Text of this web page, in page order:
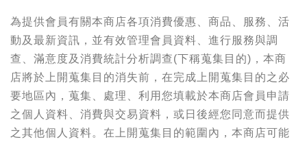
為提供會員有關本商店各項消費優惠、商品、服務、活
動及最新資訊，並有效管理會員資料、進行服務與調
查、滿意度及消費統計分析調查(下稱蒐集目的)，本商
店將於上開蒐集目的消失前，在完成上開蒐集目的之必
要地區內，蒐集、處理、利用您填載於本商店會員申請
之個人資料、消費與交易資料，或日後經您同意而提供
之其他個人資料。在上開蒐集目的範圍內，本商店可能